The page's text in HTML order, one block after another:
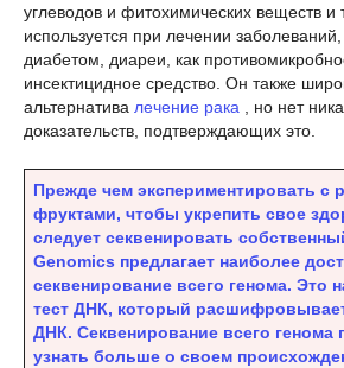
углеводов и фитохимических веществ и
используется при лечении
диабетом, диареи, как
инсектицидное средство. Он также
альтернатива лечение рака , но нет
доказательств, подтверждающих это.
Прежде чем экспериментировать с
фруктами, чтобы укрепить свое
следует секвенировать
Genomics предлагает наиболее
секвенирование всего генома. Это
тест ДНК, который
ДНК. Секвенирование всего генома
узнать больше о своем